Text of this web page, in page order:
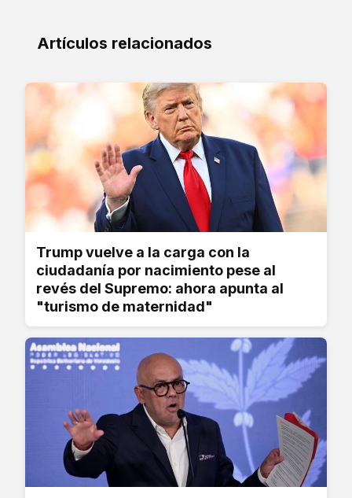
Artículos relacionados
Trump vuelve a la carga con la
ciudadanía por nacimiento pese al
revés del Supremo: ahora apunta al
"turismo de maternidad"